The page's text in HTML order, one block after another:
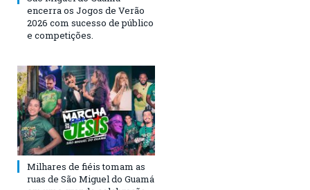
encerra os Jogos de Verão
2026 com sucesso de público
e competições.
Milhares de fiéis tomam as
ruas de São Miguel do Guamá